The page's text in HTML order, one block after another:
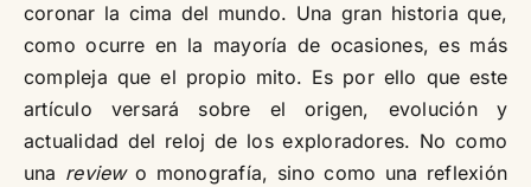
coronar la cima del mundo. Una gran historia que,
como ocurre en la mayoría de ocasiones, es más
compleja que el propio mito. Es por ello que este
artículo versará sobre el origen, evolución y
actualidad del reloj de los exploradores. No como
una reviewo monografía, sino como una reflexión